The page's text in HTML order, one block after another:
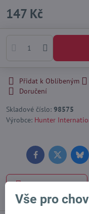
147 Kč
Přidat k Oblíbeným
Doručení
Skladové číslo: 98575
Výrobce: Hunter
FacebookTwitter
Předchozí produkt
Vše pro